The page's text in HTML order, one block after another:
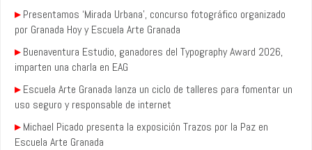
▸Presentamos ‘Mirada Urbana’, concurso fotográfico organizado
por Granada Hoy y Escuela Arte Granada
▸Buenaventura Estudio, ganadores del Typography Award 2026,
imparten una charla en EAG
▸Escuela Arte Granada lanza un ciclo de talleres para fomentar un
uso seguro y responsable de internet
▸Michael Picado presenta la exposición Trazos por la Paz en
Escuela Arte Granada